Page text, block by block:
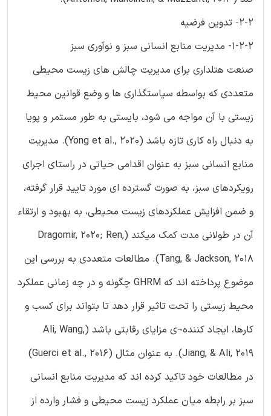
2-2- تدوین فرضیه
1-2-2- مدیریت منابع انسانی سبز و نوآوری سبز
صنعت هتلداری برای مدیریت چالش های زیست محیطی
متعددی که بواسطه سیاستگذاری ها و وضع قوانین محیط
زیستی با آن مواجه می شود، بایستی به طور مستمر و پویا
به دنبال راه کاری تازه باشد (Yong et al., 2020). مدیریت
منابع انسانی سبز به عنوان اقدامی حیاتی در راستای اجرای
رویکردهای سبز، به صورت گسترده ای مورد تایید قرار گرفته،
و ضمن افزایش عملکردهای زیست محیطی، به بهبود و ارتقاء
آن در طولانی مدت کمک میکند (Dragomir, 2020; Ren,
Tang, & Jackson, 2018). مطالعات متعددی به بررسی این
موضوع پرداخته اند که GHRM چگونه و در چه زمانی عملکرد
محیط زیستی را تحت تاثیر قرار دهد تا بتواند برای کسب و
کارها، ایجاد کننده¬ی مزایای رقابتی باشد (Ali, Wang,
Jiang, & Ali, 2019). به عنوان مثال (Guerci et al., 2016)
در مطالعات خود تاکید کرده اند که مدیریت منابع انسانی
سبز بر رابطه میان عملکرد زیست محیطی و فشار وارده از